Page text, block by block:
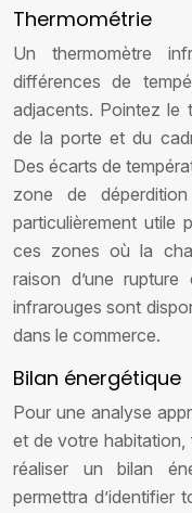
Thermométrie
Un thermomètre
différences de
adjacents. Pointez le
de la porte et du
Des écarts de
zone de
particulièrement utile
ces zones où la
raison d’une rupture
infrarouges sont
dans le commerce.
Bilan énergétique
Pour une analyse
et de votre
réaliser un bilan
permettra d’identifier